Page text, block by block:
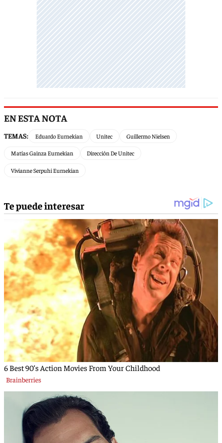
EN ESTA NOTA
TEMAS: Eduardo Eurnekian Unitec Guillermo Nielsen
Matías Gainza Eurnekian Dirección De Unitec
Vivianne Serpuhi Eurnekian